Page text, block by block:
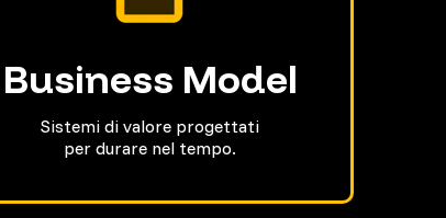
Business Model
Sistemi di valore progettati
per durare nel tempo.